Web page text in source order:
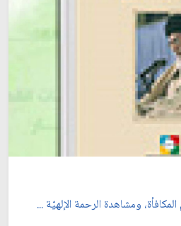
ومشاهدة الرحمة الإلهيّة ...